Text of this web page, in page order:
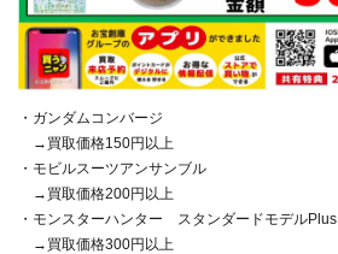
・ガンダムコンバージ
→買取価格150円以上
・モビルスーツアンサンブル
→買取価格200円以上
・モンスターハンター スタンダードモデルPlus
→買取価格300円以上